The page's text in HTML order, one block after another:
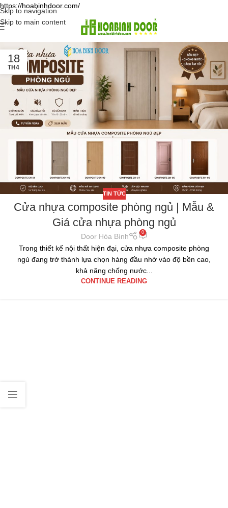
https://hoabinhdoor.com/
Skip to navigation
Skip to main content
18
TH4
TIN TỨC
Cửa nhựa composite phòng ngủ | Mẫu &
Giá cửa nhựa phòng ngủ
Door Hòa Bình 0
Trong thiết kế nội thất hiện đại, cửa nhựa composite phòng
ngủ đang trở thành lựa chọn hàng đầu nhờ vào độ bền cao,
khả năng chống nước...
CONTINUE READING